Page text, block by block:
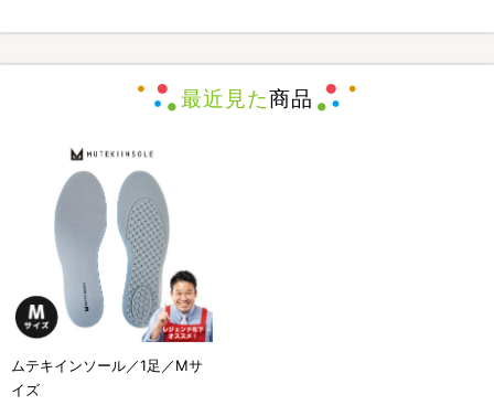
最近見た商品
ムテキインソール／1足／Mサ
イズ